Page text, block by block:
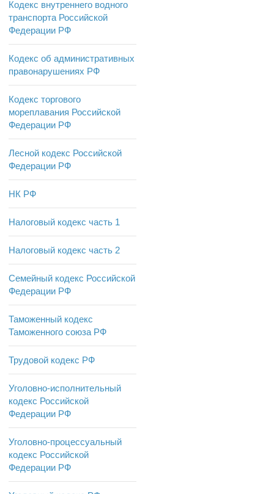
Кодекс внутреннего водного
транспорта Российской
Федерации РФ
Кодекс об административных
правонарушениях РФ
Кодекс торгового
мореплавания Российской
Федерации РФ
Лесной кодекс Российской
Федерации РФ
НК РФ
Налоговый кодекс часть 1
Налоговый кодекс часть 2
Семейный кодекс Российской
Федерации РФ
Таможенный кодекс
Таможенного союза РФ
Трудовой кодекс РФ
Уголовно-исполнительный
кодекс Российской
Федерации РФ
Уголовно-процессуальный
кодекс Российской
Федерации РФ